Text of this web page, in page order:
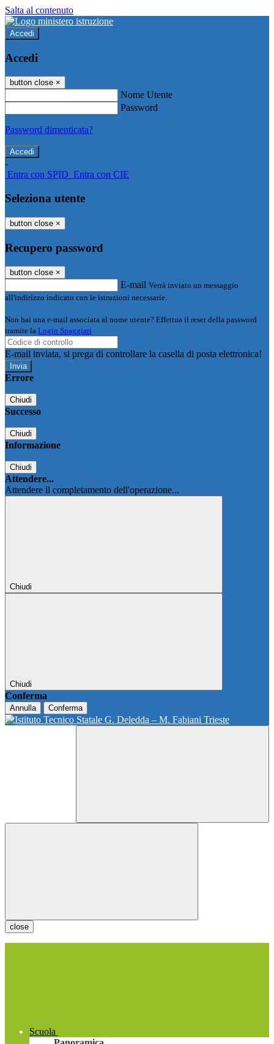
Salta al contenuto
Accedi
Accedi
button close ×
Nome Utente
Password
Password dimenticata?
-
Entra con SPID Entra con CIE
Seleziona utente
button close ×
Recupero password
button close ×
E-mail Verrà inviato un messaggio
all'indirizzo indicato con le istruzioni necessarie.
Non hai una e-mail associata al nome utente? Effettua il reset della password
tramite la Login Spaggiari
E-mail inviata, si prega di controllare la casella di posta elettronica!
Errore
Chiudi
Successo
Chiudi
Informazione
Chiudi
Attendere...
Attendere il completamento dell'operazione...
Chiudi
Chiudi
Conferma
Annulla Conferma
close
Scuola